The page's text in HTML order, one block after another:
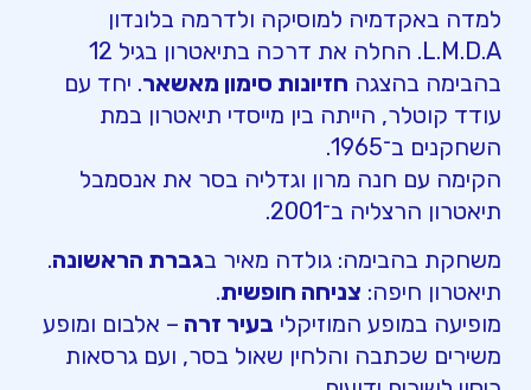
למדה באקדמיה למוסיקה ולדרמה בלונדון
L.M.D.A. החלה את דרכה בתיאטרון בגיל 12
בהבימה בהצגה חזיונות סימון מאשאר. יחד עם
עודד קוטלר, הייתה בין מייסדי תיאטרון במת
השחקנים ב־1965.
הקימה עם חנה מרון וגדליה בסר את אנסמבל
תיאטרון הרצליה ב־2001.
משחקת בהבימה: גולדה מאיר בגברת הראשונה.
תיאטרון חיפה: צניחה חופשית.
מופיעה במופע המוזיקלי בעיר זרה – אלבום ומופע
משירים שכתבה והלחין שאול בסר, ועם גרסאות